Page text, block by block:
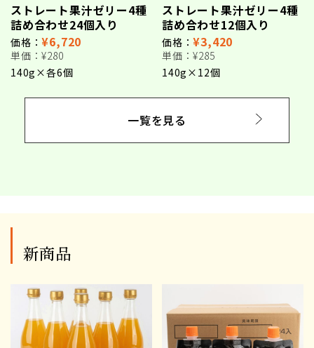
ストレート果汁ゼリー4種
詰め合わせ24個入り
価格：¥6,720
単価：¥280
140g×各6個
ストレート果汁ゼリー4種
詰め合わせ12個入り
価格：¥3,420
単価：¥285
140g×12個
一覧を見る
新商品